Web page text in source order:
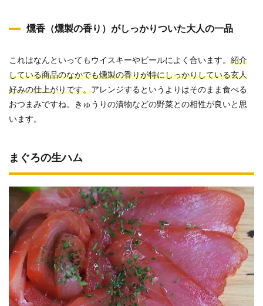
燻香（燻製の香り）がしっかりついた大人の一品
これはなんといってもウイスキーやビールによく合います。 紹介
している商品のなかでも燻製の香りが特にしっかりしている玄人
好みの仕上がりです。アレンジするというよりはそのまま食べる
おつまみですね。きゅうりの漬物などの野菜との相性が良いと思
います。
まぐろの生ハム